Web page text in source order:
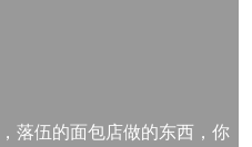
落伍的面包店做的东西，你